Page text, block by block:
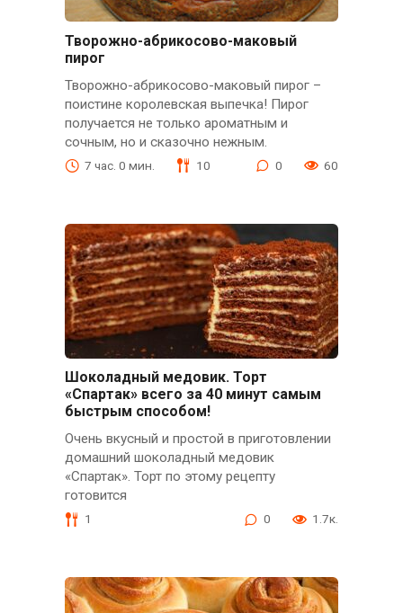
Творожно-абрикосово-маковый
пирог
Творожно-абрикосово-маковый пирог –
поистине королевская выпечка! Пирог
получается не только ароматным и
сочным, но и сказочно нежным.
7 час. 0 мин. 10 0 60
Шоколадный медовик. Торт
«Спартак» всего за 40 минут самым
быстрым способом!
Очень вкусный и простой в приготовлении
домашний шоколадный медовик
«Спартак». Торт по этому рецепту
готовится
1 0 1.7к.